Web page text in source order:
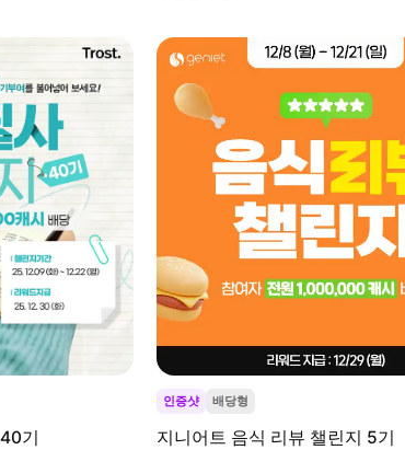
기
인증샷 배당형
지니어트 음식 리뷰 챌린지 5기